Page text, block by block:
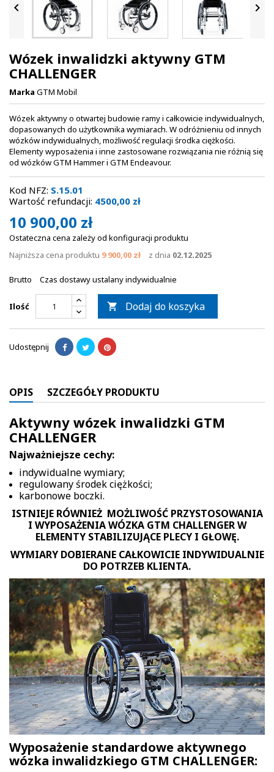
 
Wózek inwalidzki aktywny GTM
CHALLENGER
Marka GTM Mobil
Wózek aktywny o otwartej budowie ramy i całkowicie indywidualnych,
dopasowanych do użytkownika wymiarach. W odróżnieniu od innych
wózków indywidualnych, możliwość regulacji środka ciężkości.
Elementy wyposażenia i inne zastosowane rozwiązania nie różnią się
od wózków GTM Hammer i GTM Endeavour.
Kod NFZ: S.15.01
Wartość refundacji: 4500,00 zł
10 900,00 zł
Ostateczna cena zależy od konfiguracji produktu
Najniższa cena produktu 9 900,00 zł z dnia 02.12.2025
Brutto Czas dostawy ustalany indywidualnie
Ilość  Dodaj do koszyka
Udostępnij
OPIS SZCZEGÓŁY PRODUKTU
Aktywny wózek inwalidzki GTM
CHALLENGER
Najważniejsze cechy:
indywidualne wymiary;
regulowany środek ciężkości;
karbonowe boczki.
ISTNIEJE RÓWNIEŻ MOŻLIWOŚĆ PRZYSTOSOWANIA
I WYPOSAŻENIA WÓZKA GTM CHALLENGER W
ELEMENTY STABILIZUJĄCE PLECY I GŁOWĘ.
WYMIARY DOBIERANE CAŁKOWICIE INDYWIDUALNIE
DO POTRZEB KLIENTA.
Wyposażenie standardowe aktywnego
wózka inwalidzkiego GTM CHALLENGER: